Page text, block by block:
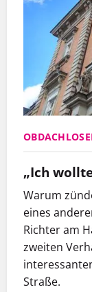
„Ich
Warum
eines
Richter am
zweiten
Straße.